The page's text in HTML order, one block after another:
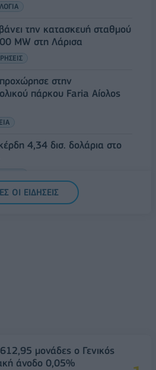
την κατασκευή σταθμού
MW στη Λάρισα
στην
πάρκου Faria Αίολος
4,34 δισ. δολάρια στο
ΟΙ ΕΙΔΗΣΕΙΣ
μονάδες ο Γενικός
άνοδο 0,05%